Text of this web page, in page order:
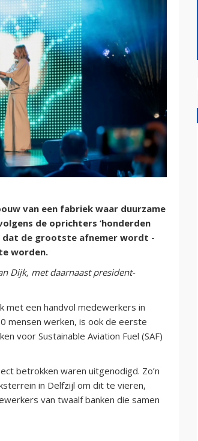
van een fabriek waar duurzame
de oprichters ‘honderden
dat de grootste afnemer wordt -
worden.
Dijk, met daarnaast president-
met een handvol medewerkers in
mensen werken, is ook de eerste
voor Sustainable Aviation Fuel (SAF)
betrokken waren uitgenodigd. Zo’n
in Delfzijl om dit te vieren,
van twaalf banken die samen